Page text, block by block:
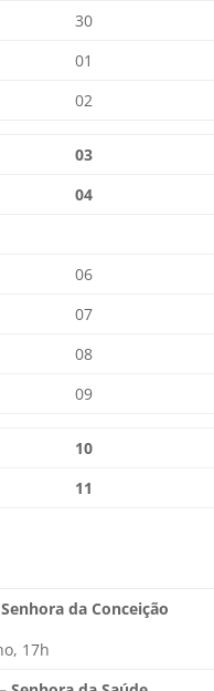
30
01
02
03
04
06
07
08
09
10
11
da Conceição
17h